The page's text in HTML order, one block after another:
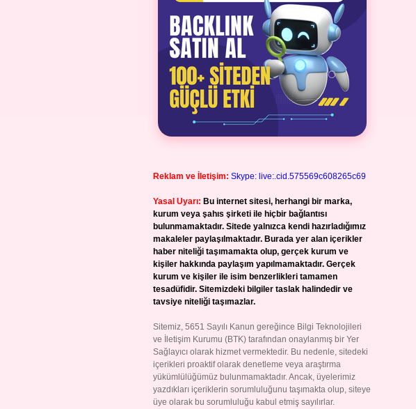
Reklam ve İletişim: Skype: live:.cid.575569c608265c69
Yasal Uyarı: Bu internet sitesi, herhangi bir marka,
kurum veya şahıs şirketi ile hiçbir bağlantısı
bulunmamaktadır. Sitede yalnızca kendi hazırladığımız
makaleler paylaşılmaktadır. Burada yer alan içerikler
haber niteliği taşımamakta olup, gerçek kurum ve
kişiler hakkında paylaşım yapılmamaktadır. Gerçek
kurum ve kişiler ile isim benzerlikleri tamamen
tesadüfidir. Sitemizdeki bilgiler taslak halindedir ve
tavsiye niteliği taşımazlar.
Sitemiz, 5651 Sayılı Kanun gereğince Bilgi Teknolojileri
ve İletişim Kurumu (BTK) tarafından onaylanmış bir Yer
Sağlayıcı olarak hizmet vermektedir. Bu nedenle, sitedeki
içerikleri proaktif olarak denetleme veya araştırma
yükümlülüğümüz bulunmamaktadır. Ancak, üyelerimiz
yazdıkları içeriklerin sorumluluğunu taşımakta olup, siteye
üye olarak bu sorumluluğu kabul etmiş sayılırlar.